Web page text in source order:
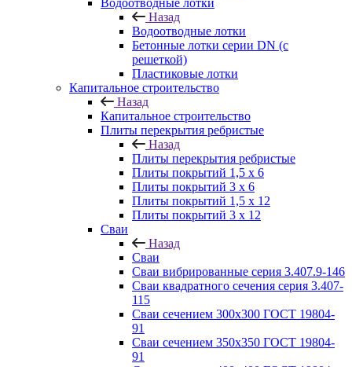
Водоотводные лотки
Назад
Водоотводные лотки
Бетонные лотки серии DN (с
решеткой)
Пластиковые лотки
Капитальное строительство
Назад
Капитальное строительство
Плиты перекрытия ребристые
Назад
Плиты перекрытия ребристые
Плиты покрытий 1,5 x 6
Плиты покрытий 3 x 6
Плиты покрытий 1,5 x 12
Плиты покрытий 3 x 12
Сваи
Назад
Сваи
Сваи вибрированные серия 3.407.9-146
Сваи квадратного сечения серия 3.407-
115
Сваи сечением 300х300 ГОСТ 19804-
91
Сваи сечением 350х350 ГОСТ 19804-
91